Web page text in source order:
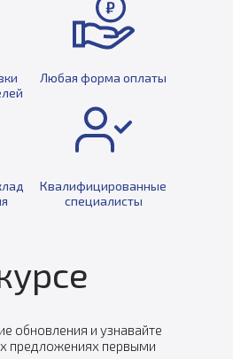
Любая форма оплаты
Квалифицированные
специалисты
обновления и узнавайте
предложениях первыми